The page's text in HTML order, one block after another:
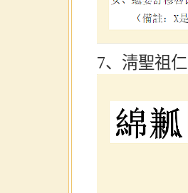
7、淸聖祖